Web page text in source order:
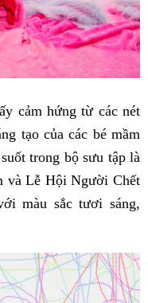
cảm hứng từ các nét
tạo của các bé mầm
trong bộ sưu tập là
và Lễ Hội Người Chết
màu sắc tươi sáng,